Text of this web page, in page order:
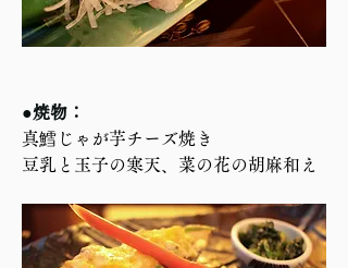
●焼物：
真鱈じゃが芋チーズ焼き
豆乳と玉子の寒天、菜の花の胡麻和え